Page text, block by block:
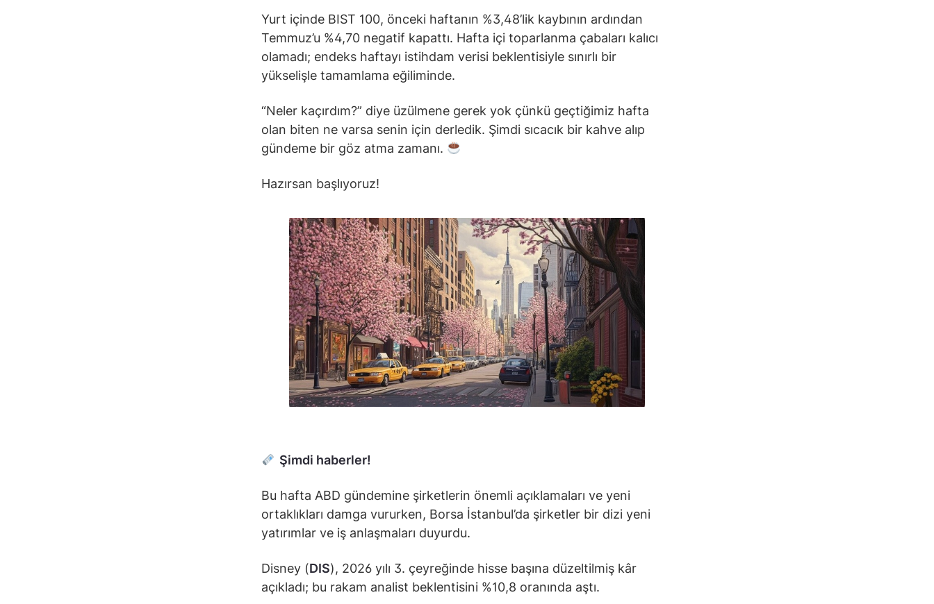
Yurt içinde BIST 100, önceki haftanın %3,48’lik kaybının ardından
Temmuz’u %4,70 negatif kapattı. Hafta içi toparlanma çabaları kalıcı
olamadı; endeks haftayı istihdam verisi beklentisiyle sınırlı bir
yükselişle tamamlama eğiliminde.
“Neler kaçırdım?” diye üzülmene gerek yok çünkü geçtiğimiz hafta
olan biten ne varsa senin için derledik. Şimdi sıcacık bir kahve alıp
gündeme bir göz atma zamanı.
Hazırsan başlıyoruz!
Şimdi haberler!
Bu hafta ABD gündemine şirketlerin önemli açıklamaları ve yeni
ortaklıkları damga vururken, Borsa İstanbul’da şirketler bir dizi yeni
yatırımlar ve iş anlaşmaları duyurdu.
Disney (DIS), 2026 yılı 3. çeyreğinde hisse başına düzeltilmiş kâr
açıkladı; bu rakam analist beklentisini %10,8 oranında aştı.